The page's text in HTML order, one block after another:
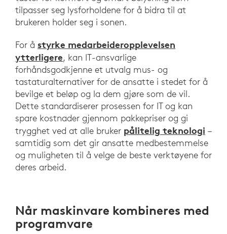
tilpasser seg lysforholdene for å bidra til at
brukeren holder seg i sonen.
For å styrke medarbeideropplevelsen
ytterligere, kan IT-ansvarlige
forhåndsgodkjenne et utvalg mus- og
tastaturalternativer for de ansatte i stedet for å
bevilge et beløp og la dem gjøre som de vil.
Dette standardiserer prosessen for IT og kan
spare kostnader gjennom pakkepriser og gi
trygghet ved at alle bruker pålitelig teknologi –
samtidig som det gir ansatte medbestemmelse
og muligheten til å velge de beste verktøyene for
deres arbeid.
Når maskinvare kombineres med
programvare